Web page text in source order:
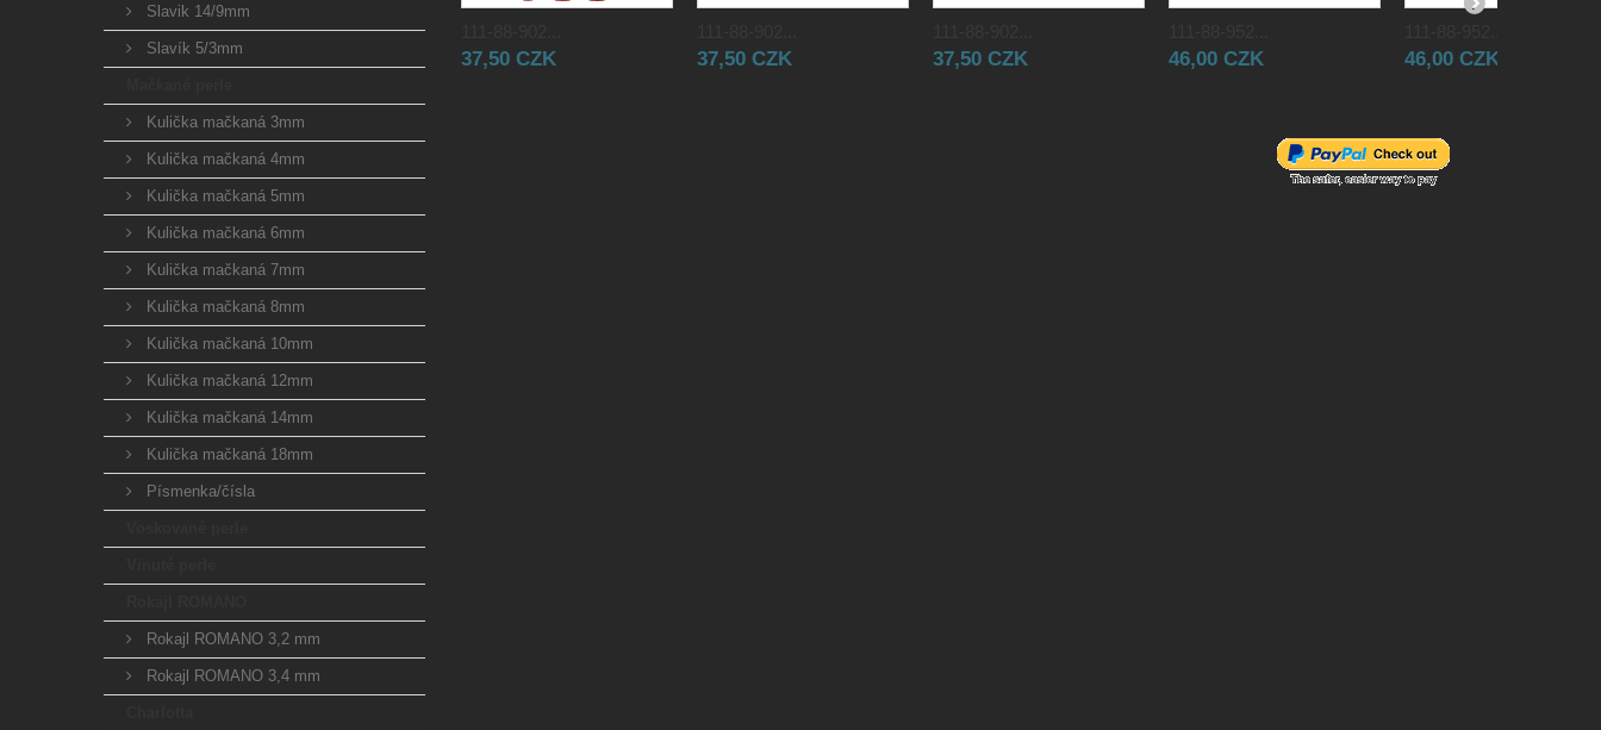
Slavik 14/9mm
Slavík 5/3mm
Kulička mačkaná 3mm
Kulička mačkaná 4mm
Kulička mačkaná 5mm
Kulička mačkaná 6mm
Kulička mačkaná 7mm
Kulička mačkaná 8mm
Kulička mačkaná 10mm
Kulička mačkaná 12mm
Kulička mačkaná 14mm
Kulička mačkaná 18mm
Písmenka/čísla
Rokajl ROMANO 3,2 mm
Rokajl ROMANO 3,4 mm
37,50 CZK 37,50 CZK 37,50 CZK 46,00 CZK 46,00 CZK